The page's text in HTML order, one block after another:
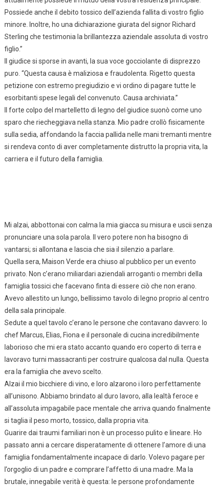
Possiede anche il debito tossico dell’azienda fallita di vostro figlio
minore. Inoltre, ho una dichiarazione giurata del signor Richard
Sterling che testimonia la brillantezza aziendale assoluta di vostro
figlio.”
Il giudice si sporse in avanti, la sua voce gocciolante di disprezzo
puro. “Questa causa è maliziosa e fraudolenta. Rigetto questa
petizione con estremo pregiudizio e vi ordino di pagare tutte le
esorbitanti spese legali del convenuto. Causa archiviata.”
Il forte colpo del martelletto di legno del giudice suonò come uno
sparo che riecheggiava nella stanza. Mio padre crollò fisicamente
sulla sedia, affondando la faccia pallida nelle mani tremanti mentre
si rendeva conto di aver completamente distrutto la propria vita, la
carriera e il futuro della famiglia.
Mi alzai, abbottonai con calma la mia giacca su misura e uscii senza
pronunciare una sola parola. Il vero potere non ha bisogno di
vantarsi; si allontana e lascia che sia il silenzio a parlare.
Quella sera, Maison Verde era chiuso al pubblico per un evento
privato. Non c’erano miliardari aziendali arroganti o membri della
famiglia tossici che facevano finta di essere ciò che non erano.
Avevo allestito un lungo, bellissimo tavolo di legno proprio al centro
della sala principale.
Sedute a quel tavolo c’erano le persone che contavano davvero: lo
chef Marcus, Elias, Fiona e il personale di cucina incredibilmente
laborioso che mi era stato accanto quando ero coperto di terra e
lavoravo turni massacranti per costruire qualcosa dal nulla. Questa
era la famiglia che avevo scelto.
Alzai il mio bicchiere di vino, e loro alzarono i loro perfettamente
all’unisono. Abbiamo brindato al duro lavoro, alla lealtà feroce e
all’assoluta impagabile pace mentale che arriva quando finalmente
si taglia il peso morto, tossico, dalla propria vita.
Guarire dai traumi familiari non è un processo pulito e lineare. Ho
passato anni a cercare disperatamente di ottenere l’amore di una
famiglia fondamentalmente incapace di darlo. Volevo pagare per
l’orgoglio di un padre e comprare l’affetto di una madre. Ma la
brutale, innegabile verità è questa: le persone profondamente